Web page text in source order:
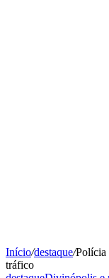
Início/destaque/Polícia
tráfico